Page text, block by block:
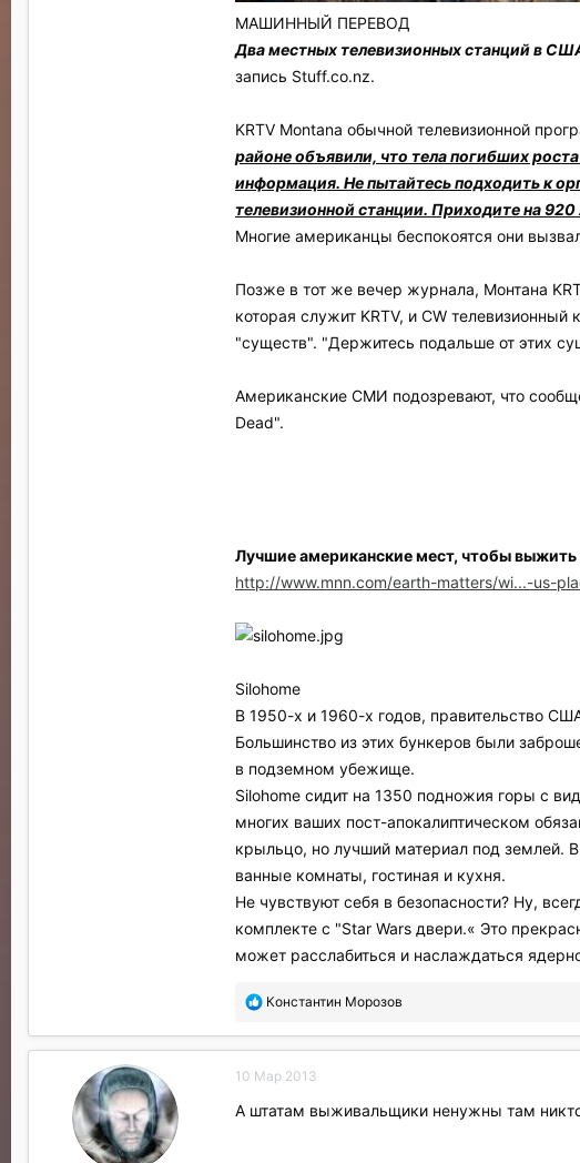
МАШИННЫЙ ПЕРЕВОД
Два местных телевизионных станций в
запись Stuff.co.nz.
KRTV Montana обычной телевизионной
районе объявили, что тела погибших
информация. Не пытайтесь подходить к
телевизионной станции. Приходите на 920
Многие американцы беспокоятся они
Позже в тот же вечер журнала, Монтана
которая служит KRTV, и CW
"существ". "Держитесь подальше от этих
Американские СМИ подозревают, что
Dead".
Лучшие американские мест, чтобы выжить
http://www.mnn.com/earth-matters/wi...-us-
Silohome
В 1950-х и 1960-х годов, правительство
Большинство из этих бункеров были
в подземном убежище.
Silohome сидит на 1350 подножия горы с
многих ваших пост-апокалиптическом
крыльцо, но лучший материал под землей.
ванные комнаты, гостиная и кухня.
Не чувствуют себя в безопасности? Ну,
комплекте с "Star Wars двери.« Это
может расслабиться и наслаждаться
П
б
а
о
Константин Морозов
10 Мар 2013
А штатам выживальщики ненужны там